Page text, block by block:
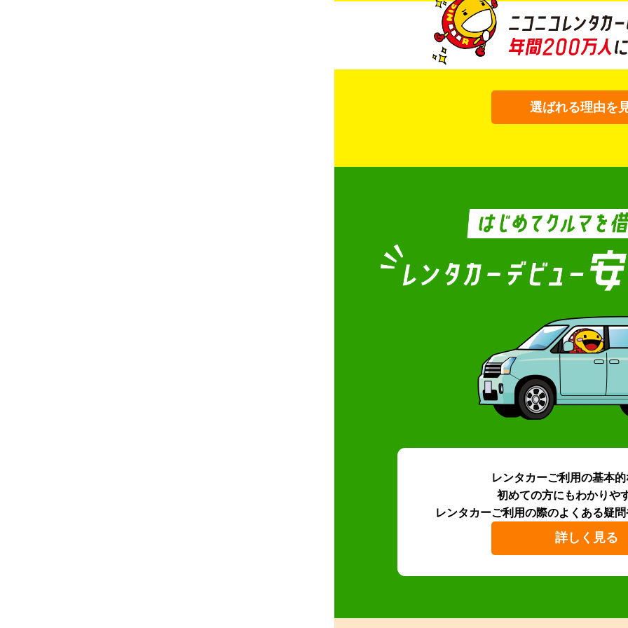
選ばれる理由を
レンタカーご利用の基本
初めての方にもわかりや
レンタカーご利用の際のよくある疑問
詳しく見る